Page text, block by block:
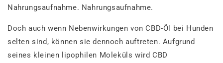
Nahrungsaufnahme. Nahrungsaufnahme.
Doch auch wenn Nebenwirkungen von CBD-Öl bei Hunden
selten sind, können sie dennoch auftreten. Aufgrund
seines kleinen lipophilen Moleküls wird CBD